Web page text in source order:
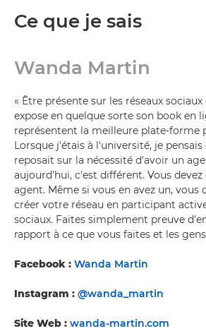
Ce que je sais
Wanda Martin
« Être présente sur les réseaux
expose en quelque sorte son book en
représentent la meilleure plate-forme
Lorsque j'étais à l'université, je
reposait sur la nécessité d'avoir un
aujourd'hui, c'est différent. Vous
agent. Même si vous en avez un, vous
créer votre réseau en participant
sociaux. Faites simplement preuve
rapport à ce que vous faites et les
Facebook : Wanda Martin
Instagram : @wanda_martin
Site Web : wanda-martin.com